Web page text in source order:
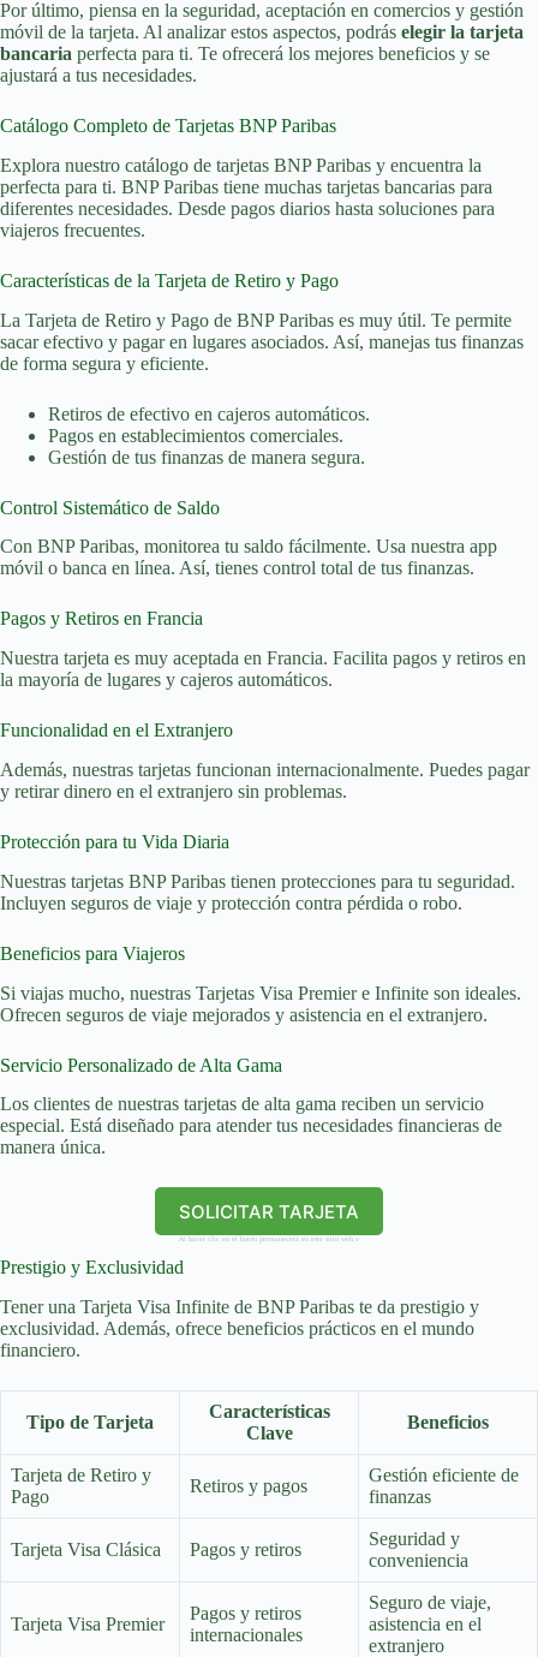
Por último, piensa en la seguridad, aceptación en comercios y gestión
móvil de la tarjeta. Al analizar estos aspectos, podrás elegir la tarjeta
bancaria perfecta para ti. Te ofrecerá los mejores beneficios y se
ajustará a tus necesidades.
Catálogo Completo de Tarjetas BNP Paribas
Explora nuestro catálogo de tarjetas BNP Paribas y encuentra la
perfecta para ti. BNP Paribas tiene muchas tarjetas bancarias para
diferentes necesidades. Desde pagos diarios hasta soluciones para
viajeros frecuentes.
Características de la Tarjeta de Retiro y Pago
La Tarjeta de Retiro y Pago de BNP Paribas es muy útil. Te permite
sacar efectivo y pagar en lugares asociados. Así, manejas tus finanzas
de forma segura y eficiente.
Retiros de efectivo en cajeros automáticos.
Pagos en establecimientos comerciales.
Gestión de tus finanzas de manera segura.
Control Sistemático de Saldo
Con BNP Paribas, monitorea tu saldo fácilmente. Usa nuestra app
móvil o banca en línea. Así, tienes control total de tus finanzas.
Pagos y Retiros en Francia
Nuestra tarjeta es muy aceptada en Francia. Facilita pagos y retiros en
la mayoría de lugares y cajeros automáticos.
Funcionalidad en el Extranjero
Además, nuestras tarjetas funcionan internacionalmente. Puedes pagar
y retirar dinero en el extranjero sin problemas.
Protección para tu Vida Diaria
Nuestras tarjetas BNP Paribas tienen protecciones para tu seguridad.
Incluyen seguros de viaje y protección contra pérdida o robo.
Beneficios para Viajeros
Si viajas mucho, nuestras Tarjetas Visa Premier e Infinite son ideales.
Ofrecen seguros de viaje mejorados y asistencia en el extranjero.
Servicio Personalizado de Alta Gama
Los clientes de nuestras tarjetas de alta gama reciben un servicio
especial. Está diseñado para atender tus necesidades financieras de
manera única.
SOLICITAR TARJETA
Al hacer clic en el botón permanecerá en este sitio web.v
Prestigio y Exclusividad
Tener una Tarjeta Visa Infinite de BNP Paribas te da prestigio y
exclusividad. Además, ofrece beneficios prácticos en el mundo
financiero.
Tipo de Tarjeta
Características
Clave
Beneficios
Tarjeta de Retiro y
Pago
Retiros y pagos
Gestión eficiente de
finanzas
Tarjeta Visa Clásica Pagos y retiros
Seguridad y
conveniencia
Tarjeta Visa Premier
Pagos y retiros
internacionales
Seguro de viaje,
asistencia en el
extranjero